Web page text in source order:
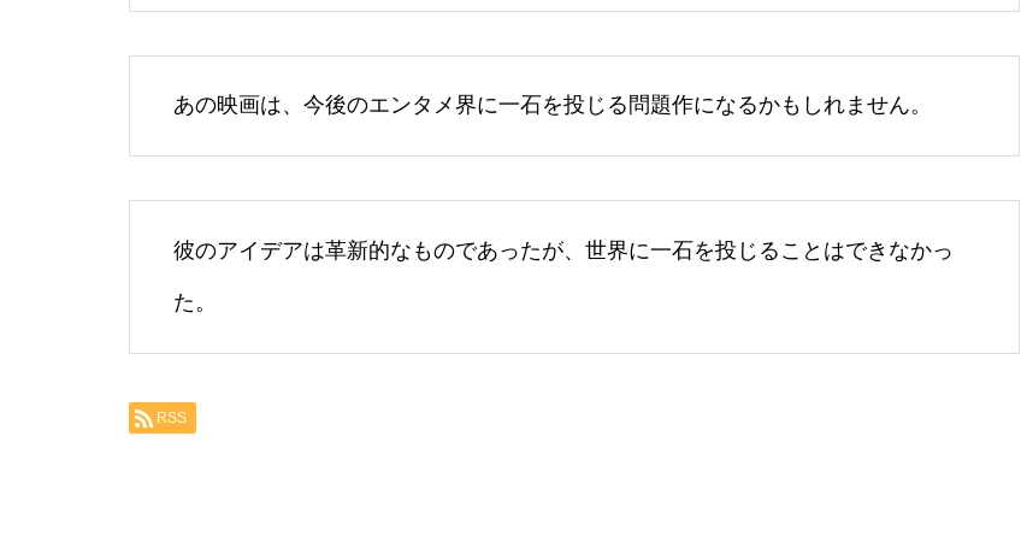
あの映画は、今後のエンタメ界に一石を投じる問題作になるかもしれません。
彼のアイデアは革新的なものであったが、世界に一石を投じることはできなかっ
た。
RSS